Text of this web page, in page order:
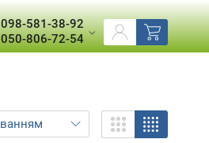
098-581-38-92
050-806-72-54